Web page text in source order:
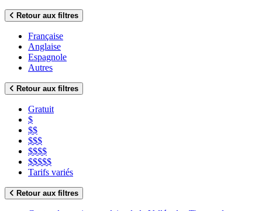
Retour aux filtres
Française
Anglaise
Espagnole
Autres
Retour aux filtres
Gratuit
$
$$
$$$
$$$$
$$$$$
Tarifs variés
Retour aux filtres